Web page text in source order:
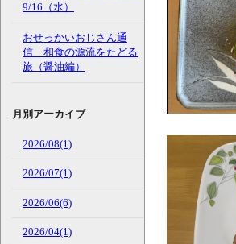
9/16（水）
おせっかいおじさん通
信 和食の源流をたどる
旅（醤油編）
月別アーカイブ
2026/08(1)
2026/07(1)
2026/06(6)
2026/04(1)